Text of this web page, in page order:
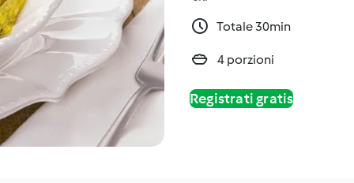
Totale 30min
4 porzioni
Registrati gratis